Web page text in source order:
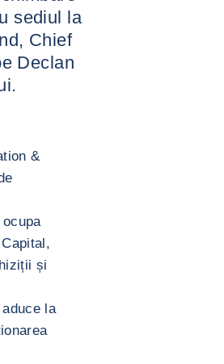
sediul la
Chief
Declan
&
și
la